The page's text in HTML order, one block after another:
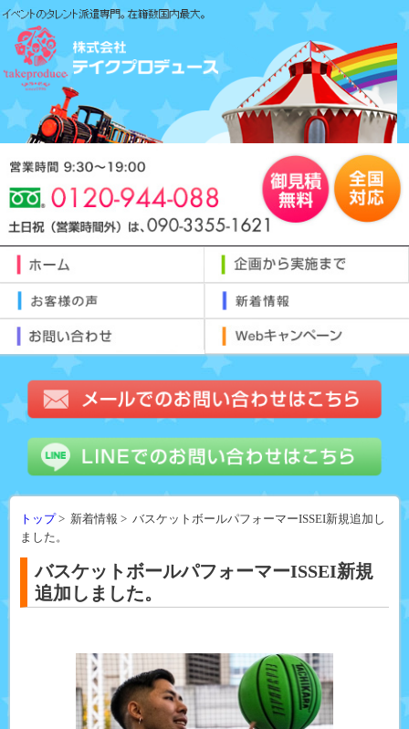
トップ> 新着情報 > バスケットボールパフォーマーISSEI新規追加し
ました。
バスケットボールパフォーマーISSEI新規
追加しました。